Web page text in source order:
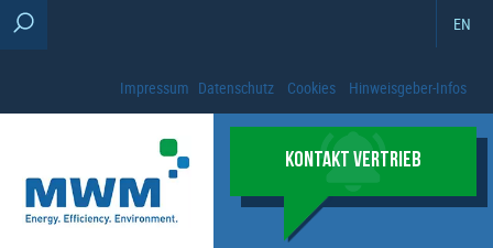
EN
Impressum Datenschutz Cookies Hinweisgeber-Infos
KONTAKT VERTRIEB